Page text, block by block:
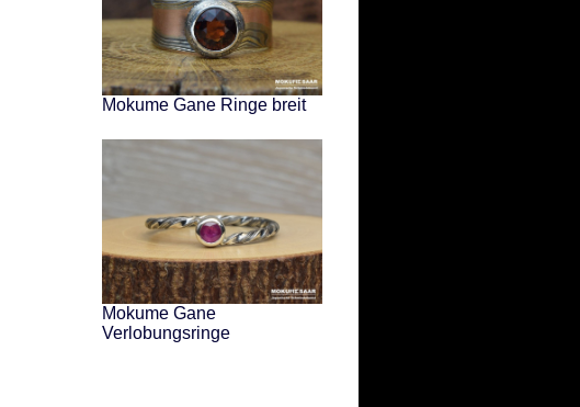
Mokume Gane Ringe breit
Mokume Gane
Verlobungsringe